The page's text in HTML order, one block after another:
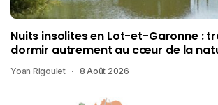
Nuits insolites en Lot-et-Garonne :
dormir autrement au cœur de la
Yoan Rigoulet 8 Août 2026